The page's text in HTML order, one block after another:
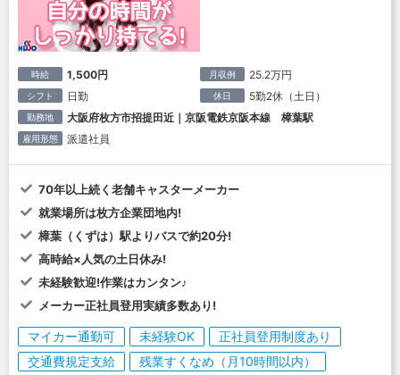
時給 1,500円 月収例 25.2万円
シフト 日勤 休日 5勤2休（土日）
勤務地 大阪府枚方市招提田近｜京阪電鉄京阪本線 樟葉駅
雇用形態 派遣社員
70年以上続く老舗キャスターメーカー
就業場所は枚方企業団地内!
樟葉（くずは）駅よりバスで約20分!
高時給×人気の土日休み!
未経験歓迎!作業はカンタン♪
メーカー正社員登用実績多数あり!
マイカー通勤可 未経験OK
正社員登用制度あり
交通費規定支給
残業すくなめ（月10時間以内）